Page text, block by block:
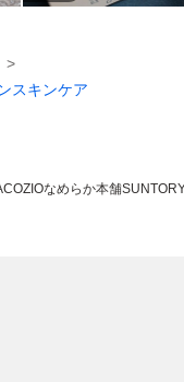
スキンケア
OZIOなめらか本舗